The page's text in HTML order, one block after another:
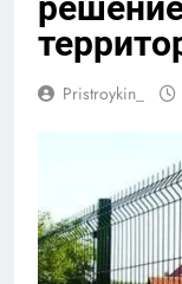
Pristroykin_